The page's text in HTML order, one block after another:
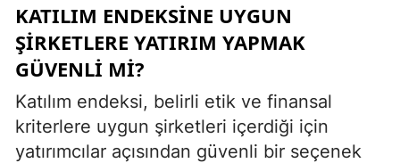
KATILIM ENDEKSINE UYGUN
ŞIRKETLERE YATIRIM YAPMAK
GÜVENLI MI?
Katılım endeksi, belirli etik ve finansal
kriterlere uygun şirketleri içerdiği için
yatırımcılar açısından güvenli bir seçenek